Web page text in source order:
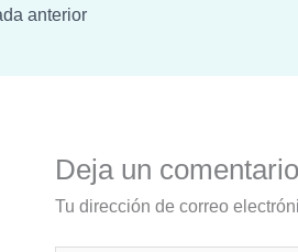
anterior
Deja un comentario
Tu dirección de correo